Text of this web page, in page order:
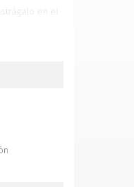
en el
de